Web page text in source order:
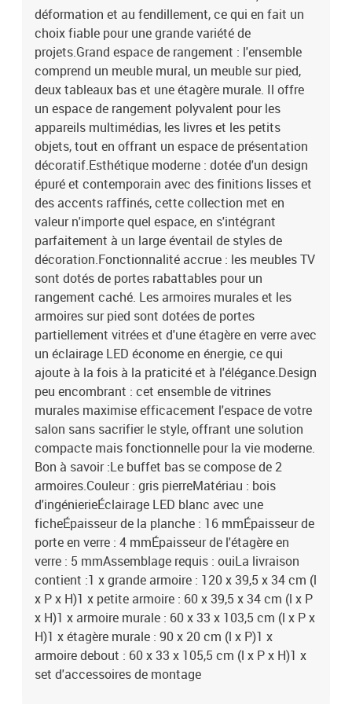
déformation et au fendillement, ce qui en fait un
choix fiable pour une grande variété de
projets.Grand espace de rangement : l'ensemble
comprend un meuble mural, un meuble sur pied,
deux tableaux bas et une étagère murale. Il offre
un espace de rangement polyvalent pour les
appareils multimédias, les livres et les petits
objets, tout en offrant un espace de présentation
décoratif.Esthétique moderne : dotée d'un design
épuré et contemporain avec des finitions lisses et
des accents raffinés, cette collection met en
valeur n'importe quel espace, en s'intégrant
parfaitement à un large éventail de styles de
décoration.Fonctionnalité accrue : les meubles TV
sont dotés de portes rabattables pour un
rangement caché. Les armoires murales et les
armoires sur pied sont dotées de portes
partiellement vitrées et d'une étagère en verre avec
un éclairage LED économe en énergie, ce qui
ajoute à la fois à la praticité et à l'élégance.Design
peu encombrant : cet ensemble de vitrines
murales maximise efficacement l'espace de votre
salon sans sacrifier le style, offrant une solution
compacte mais fonctionnelle pour la vie moderne.
Bon à savoir :Le buffet bas se compose de 2
armoires.Couleur : gris pierreMatériau : bois
d'ingénierieÉclairage LED blanc avec une
ficheÉpaisseur de la planche : 16 mmÉpaisseur de
porte en verre : 4 mmÉpaisseur de l'étagère en
verre : 5 mmAssemblage requis : ouiLa livraison
contient :1 x grande armoire : 120 x 39,5 x 34 cm (l
x P x H)1 x petite armoire : 60 x 39,5 x 34 cm (l x P
x H)1 x armoire murale : 60 x 33 x 103,5 cm (l x P x
H)1 x étagère murale : 90 x 20 cm (l x P)1 x
armoire debout : 60 x 33 x 105,5 cm (l x P x H)1 x
set d'accessoires de montage